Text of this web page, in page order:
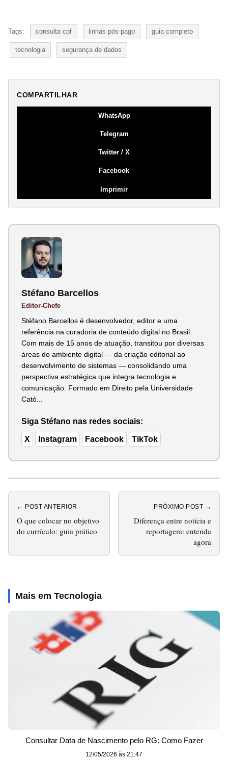
Tags: consulta cpf linhas pós-pago guia completo
tecnologia segurança de dados
COMPARTILHAR
WhatsApp
Telegram
Twitter / X
Facebook
Imprimir
Stéfano Barcellos
Editor-Chefe
Stéfano Barcellos é desenvolvedor, editor e uma
referência na curadoria de conteúdo digital no Brasil.
Com mais de 15 anos de atuação, transitou por diversas
áreas do ambiente digital — da criação editorial ao
desenvolvimento de sistemas — consolidando uma
perspectiva estratégica que integra tecnologia e
comunicação. Formado em Direito pela Universidade
Cató...
Siga Stéfano nas redes sociais:
X Instagram Facebook TikTok
← POST ANTERIOR
O que colocar no objetivo
do currículo: guia prático
PRÓXIMO POST →
Diferença entre notícia e
reportagem: entenda
agora
Mais em Tecnologia
Consultar Data de Nascimento pelo RG: Como Fazer
12/05/2026 às 21:47